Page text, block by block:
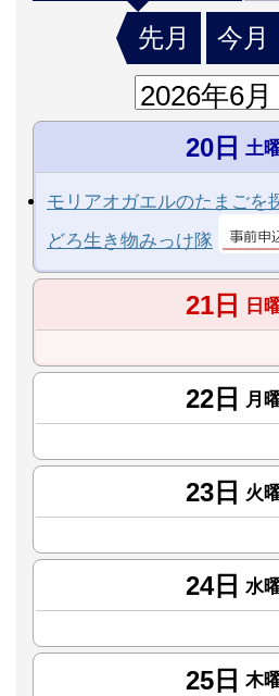
先月 今月
20日 土
モリアオガエルのたまごを
どろ生き物みっけ隊
21日 日
22日 月
23日 火
24日 水
25日 木